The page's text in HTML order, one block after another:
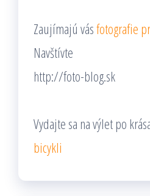
Zaujímajú vásfotografie
Navštívte
http://foto-blog.sk
Vydajte sa na výlet po
bicykli